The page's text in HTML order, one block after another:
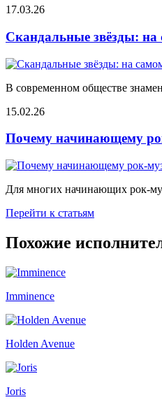
17.03.26
Скандальные звёзды: на
В современном обществе
15.02.26
Почему начинающему
Для многих начинающих рок-
Перейти к статьям
Похожие
Imminence
Holden Avenue
Joris